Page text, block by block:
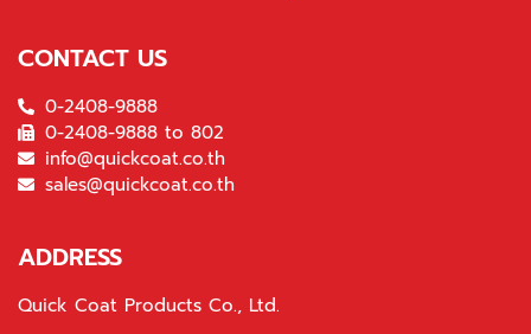
CONTACT US
0-2408-9888
0-2408-9888 to 802
info@quickcoat.co.th
sales@quickcoat.co.th
ADDRESS
Quick Coat Products Co., Ltd.